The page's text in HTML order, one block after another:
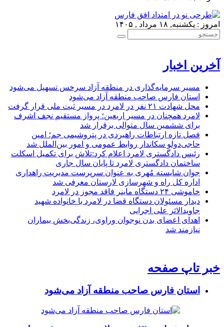
امروز : یکشنبه, ۱۸ مرداد , ۱۴۰۵
آخرین اخبار
مسیر سرمایه‌گذاری در منطقه آزاد سرخس تسهیل می‌شود
استان فارس صاحب منطقه آزاد می‌شود
محل شهادت ۲۱ نفر در لامرد در مسیر ثبت ملی قرار گرفت
لامرد همچنان در مسیر اربعین؛ پرواز مستقیم نجف اشرف
برای ششمین سال متوالی برقرار شد
فصل تازه ارتباطات راهبردی در پتروشیمی جم؛ امین
حاجی‌دولو سکاندار روابط عمومی و امور بین‌الملل شد
رئیس دادگستری لامرد اعلام کرد:تلاش برای تکمیل اسکلت
ساختمان دادگستری لامرد تا پایان سال جاری
جوان شایسته مُهری به عنوان سرپرست مدیریت راهداری
اداره کل راه و شهرسازی لارستان معرفی شد
خاموشی ۲۴ دستگاه ماینر فاقد مجوز در لامرد
دیدار مسئولان دستگاه قضا در لامرد با خانواده شهید
جاویدالاثر علی اجرایی
اهدای اعضای بدن نوجوان وراوی، زندگی‌بخش بیماران
نیازمند شد
خبر تاپ صفحه
استان فارس صاحب منطقه آزاد می‌شود